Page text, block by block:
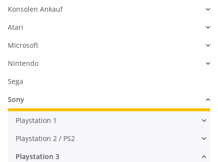
Konsolen Ankauf
Atari
Microsoft
Nintendo
Sega
Sony
Playstation 1
Playstation 2 / PS2
Playstation 3